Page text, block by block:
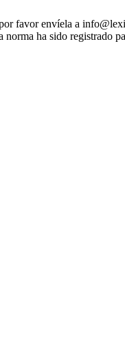
favor envíela a
norma ha sido registrado